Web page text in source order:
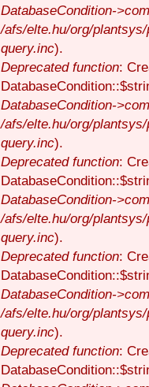
DatabaseCondition-
/afs/elte.hu/org/
query.inc).
Deprecated function:
DatabaseCondition-
/afs/elte.hu/org/
query.inc).
Deprecated function:
DatabaseCondition-
/afs/elte.hu/org/
query.inc).
Deprecated function:
DatabaseCondition-
/afs/elte.hu/org/
query.inc).
Deprecated function: